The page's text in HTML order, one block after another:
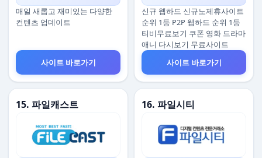
매일 새롭고 재미있는 다양한
컨텐츠 업데이트
사이트 바로가기
신규 웹하드 신규노제휴사이트
순위 1등 P2P 웹하드 순위 1등
티비무료보기 쿠폰 영화 드라마
애니 다시보기 무료사이트
사이트 바로가기
15. 파일캐스트 16. 파일시티